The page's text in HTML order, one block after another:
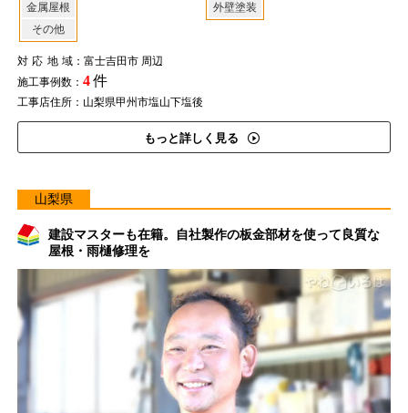
金属屋根
その他
外壁塗装
対応地域：富士吉田市 周辺
施工事例数： 4件
工事店住所：山梨県甲州市塩山下塩後
もっと詳しく見る
山梨県
建設マスターも在籍。自社製作の板金部材を使って良質な
屋根・雨樋修理を